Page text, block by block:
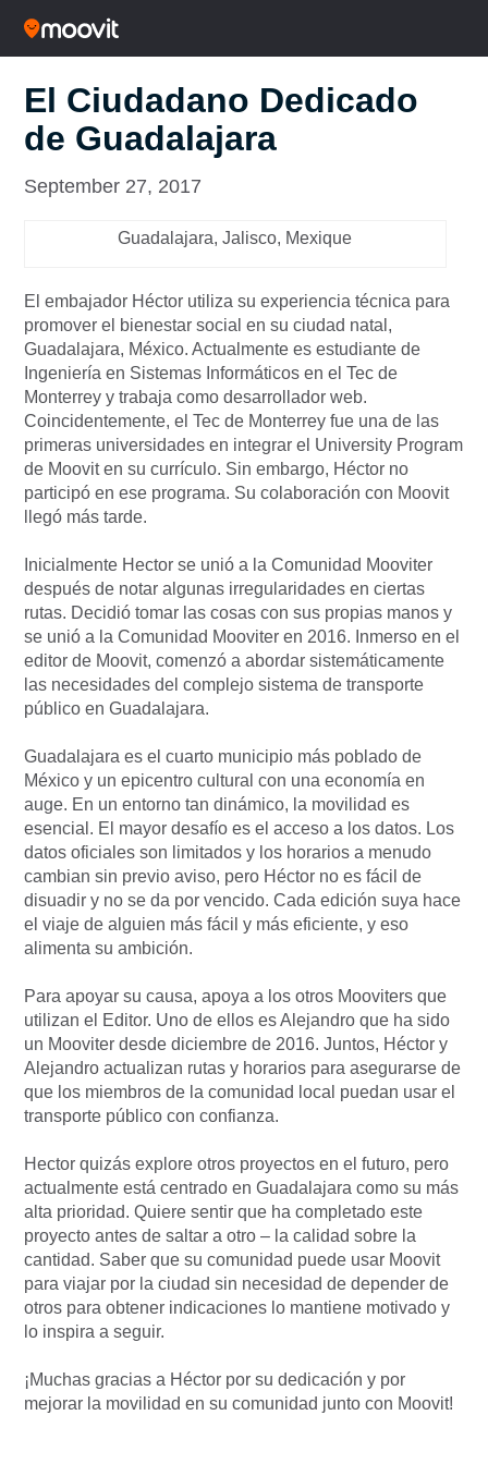
El Ciudadano Dedicado
de Guadalajara
September 27, 2017
Guadalajara, Jalisco, Mexique
El embajador Héctor utiliza su experiencia técnica para
promover el bienestar social en su ciudad natal,
Guadalajara, México. Actualmente es estudiante de
Ingeniería en Sistemas Informáticos en el Tec de
Monterrey y trabaja como desarrollador web.
Coincidentemente, el Tec de Monterrey fue una de las
primeras universidades en integrar el University Program
de Moovit en su currículo. Sin embargo, Héctor no
participó en ese programa. Su colaboración con Moovit
llegó más tarde.
Inicialmente Hector se unió a la Comunidad Mooviter
después de notar algunas irregularidades en ciertas
rutas. Decidió tomar las cosas con sus propias manos y
se unió a la Comunidad Mooviter en 2016. Inmerso en el
editor de Moovit, comenzó a abordar sistemáticamente
las necesidades del complejo sistema de transporte
público en Guadalajara.
Guadalajara es el cuarto municipio más poblado de
México y un epicentro cultural con una economía en
auge. En un entorno tan dinámico, la movilidad es
esencial. El mayor desafío es el acceso a los datos. Los
datos oficiales son limitados y los horarios a menudo
cambian sin previo aviso, pero Héctor no es fácil de
disuadir y no se da por vencido. Cada edición suya hace
el viaje de alguien más fácil y más eficiente, y eso
alimenta su ambición.
Para apoyar su causa, apoya a los otros Mooviters que
utilizan el Editor. Uno de ellos es Alejandro que ha sido
un Mooviter desde diciembre de 2016. Juntos, Héctor y
Alejandro actualizan rutas y horarios para asegurarse de
que los miembros de la comunidad local puedan usar el
transporte público con confianza.
Hector quizás explore otros proyectos en el futuro, pero
actualmente está centrado en Guadalajara como su más
alta prioridad. Quiere sentir que ha completado este
proyecto antes de saltar a otro – la calidad sobre la
cantidad. Saber que su comunidad puede usar Moovit
para viajar por la ciudad sin necesidad de depender de
otros para obtener indicaciones lo mantiene motivado y
lo inspira a seguir.
¡Muchas gracias a Héctor por su dedicación y por
mejorar la movilidad en su comunidad junto con Moovit!